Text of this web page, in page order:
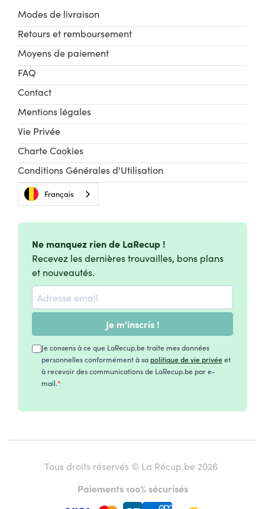
Modes de livraison
Retours et remboursement
Moyens de paiement
FAQ
Contact
Mentions légales
Vie Privée
Charte Cookies
Conditions Générales d'Utilisation
Français
Ne manquez rien de LaRecup !
Recevez les dernières trouvailles, bons plans
et nouveautés.
Je m'inscris !
Je consens à ce que LaRecup.be traite mes données
personnelles conformément à sapolitique de vie privéeet
à recevoir des communications de LaRecup.be par e-
mail.
Tous droits réservés © La Récup.be 2026
Paiements 100% sécurisés